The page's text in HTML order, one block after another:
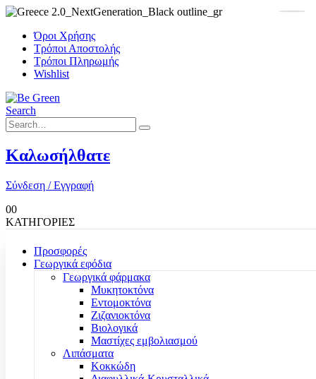
Όροι Χρήσης
Τρόποι Αποστολής
Τρόποι Πληρωμής
Wishlist
Search
Καλωσήλθατε
Σύνδεση / Εγγραφή
00
ΚΑΤΗΓΟΡΙΕΣ
Προσφορές
Γεωργικά εφόδια
Γεωργικά φάρμακα
Μυκητοκτόνα
Εντομοκτόνα
Ζιζανιοκτόνα
Βιολογικά
Μαστίχες εμβολιασμού
Λιπάσματα
Κοκκώδη